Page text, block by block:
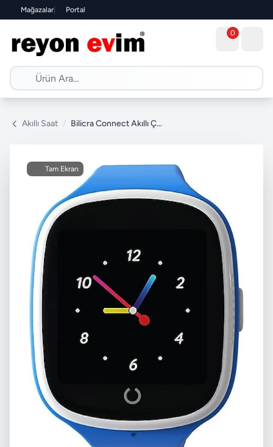
Mağazalar| Portal
0
Akıllı Saat / Bilicra Connect Akıllı Çocuk Saati
Tam Ekran